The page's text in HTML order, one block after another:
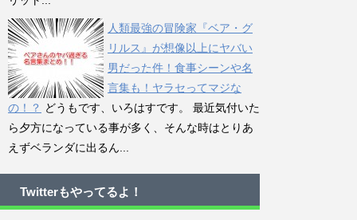
人類最強の冒険家『ベア・グ
リルス』が想像以上にヤバい
男だった件！食事シーンや名
言集も！ヤラセってマジな
の！？ どうもです、いろはすです。 最近気付いた
ら夕方になっている事が多く、そんな時はとりあ
えずベランダに出るん...
Twitterもやってるよ！